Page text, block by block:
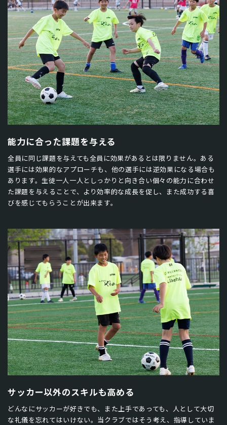
能力に合った課題を与える
全員に同じ課題を与えても全員に効果があるとは限りません。ある
選手には効果的なアプローチも、他の選手には逆効果になる場合も
あります。生徒一人一人としっかりと向き合い個々の能力に合わせ
た課題を与えることで、より効率的な成長を促し、また成功する喜
びを感じてもらうことが出来ます。
サッカー以外のスキルも高める
どんなにサッカーが好きでも、また上手であっても、人として大切
な礼儀を忘れてはいけない。当クラブではそう考え、指導していま